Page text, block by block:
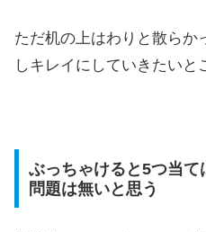
ただ机の上はわりと散らか
しキレイにしていきたいと
ぶっちゃけると5つ当
問題は無いと思う